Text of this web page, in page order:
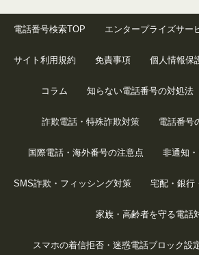
電話番号検索TOP エンタープライズサー
サイト利用規約 免責事項 個人情報保
コラム 知らない電話番号の対処法
詐欺電話・特殊詐欺対策 電話番号
国際電話・海外番号の注意点 非通知
SMS詐欺・フィッシング対策 宅配・銀行
家族・高齢者を守る電話
スマホの着信拒否・迷惑電話ブロック設